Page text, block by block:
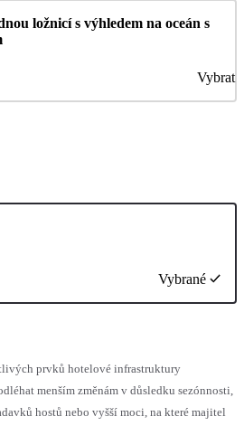
ložnicí s výhledem na oceán s
Vybrat
Vybrané
prvků hotelové infrastruktury
menším změnám v důsledku sezónnosti,
hostů nebo vyšší moci, na které majitel